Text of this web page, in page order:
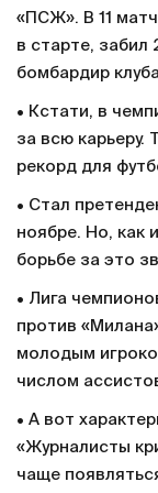
«ПСЖ». В 11
в старте, забил
бомбардир
• Кстати, в
за всю карьеру.
рекорд для
• Стал
ноябре. Но, как
борьбе за это
• Лига
против
молодым
числом
• А вот
«Журналисты
чаще